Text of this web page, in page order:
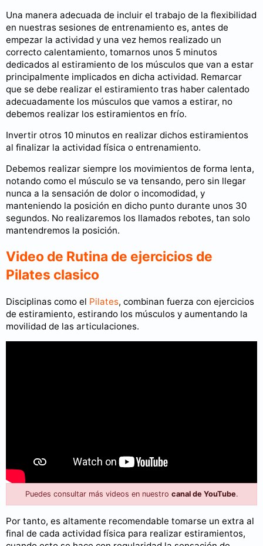
Una manera adecuada de incluir el trabajo de la flexibilidad
en nuestras sesiones de entrenamiento es, antes de
empezar la actividad y una vez hemos realizado un
correcto calentamiento, tomarnos unos 5 minutos
dedicados al estiramiento de los músculos que van a estar
principalmente implicados en dicha actividad. Remarcar
que se debe realizar el estiramiento tras haber calentado
adecuadamente los músculos que vamos a estirar, no
debemos realizar los estiramientos en frío.
Invertir otros 10 minutos en realizar dichos estiramientos
al finalizar la actividad física o entrenamiento.
Debemos realizar siempre los movimientos de forma lenta,
notando como el músculo se va tensando, pero sin llegar
nunca a la sensación de dolor o incomodidad, y
manteniendo la posición en dicho punto durante unos 30
segundos. No realizaremos los llamados rebotes, tan solo
mantendremos la posición.
Video de Rutina de ejercicios de
Pilates clasico
Disciplinas como el Pilates, combinan fuerza con ejercicios
de estiramiento, estirando los músculos y aumentando la
movilidad de las articulaciones.
Puedes consultar más videos en nuestro canal de YouTube.
Por tanto, es altamente recomendable tomarse un extra al
final de cada actividad física para realizar estiramientos,